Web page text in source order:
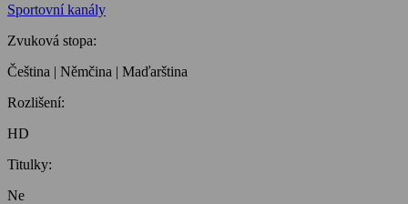
Sportovní kanály
Zvuková stopa:
Čeština | Němčina | Maďarština
Rozlišení:
HD
Titulky:
Ne